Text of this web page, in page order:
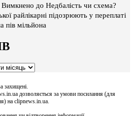
Вимкнено до Недбалість чи схема?
райлікарні підозрюють у переплаті
пів мільйона
захищені.
дозволяється за умови посилання (для
на clipnews.in.ua.